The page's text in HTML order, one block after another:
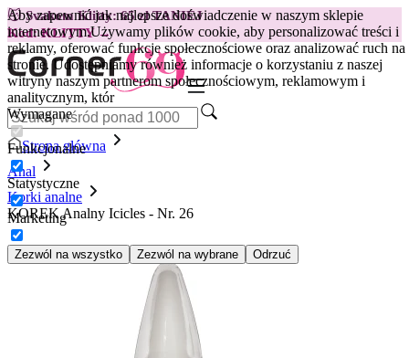
Aby zapewnić jak najlepsze doświadczenie w naszym sklepie
internetowym.Używamy plików cookie, aby personalizować treści i
reklamy, oferować funkcje społecznościowe oraz analizować ruch na
stronie. Udostępniamy również informacje o korzystaniu z naszej
witryny naszym partnerom społecznościowym, reklamowym i
analitycznym, któr
Wymagane
Funkcjonalne
Statystyczne
Marketing
Zezwól na wszystko Zezwól na wybrane Odrzuć
😽Svakom Klitty: 65 zł TANIEJ
Kod: KLITTY →
Strona główna
Anal
Korki analne
KOREK Analny Icicles - Nr. 26